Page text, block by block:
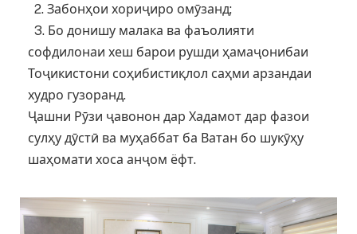
2. Забонҳои хориҷиро омӯзанд;
3. Бо донишу малака ва фаъолияти
софдилонаи хеш барои рушди ҳамаҷонибаи
Тоҷикистони соҳибистиқлол саҳми арзандаи
худро гузоранд.
Ҷашни Рӯзи ҷавонон дар Хадамот дар фазои
сулҳу дӯстӣ ва муҳаббат ба Ватан бо шукӯҳу
шаҳомати хоса анҷом ёфт.